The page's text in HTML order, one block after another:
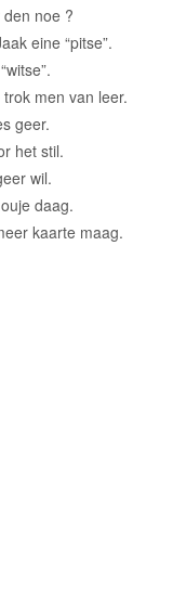
noe ?
eine “pitse”.
men van leer.
geer.
het stil.
wil.
daag.
kaarte maag.